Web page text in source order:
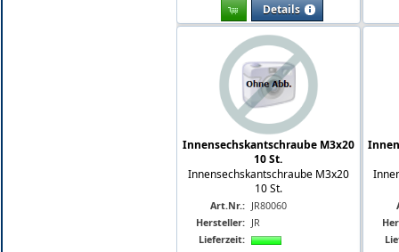
Details
Innensechskantschraube M3x20
10 St.
Innensechskantschraube M3x20
10 St.
Art.Nr.: JR80060
Hersteller: JR
Lieferzeit: